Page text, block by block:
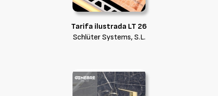
Tarifa ilustrada LT 26
Schlüter Systems, S.L.